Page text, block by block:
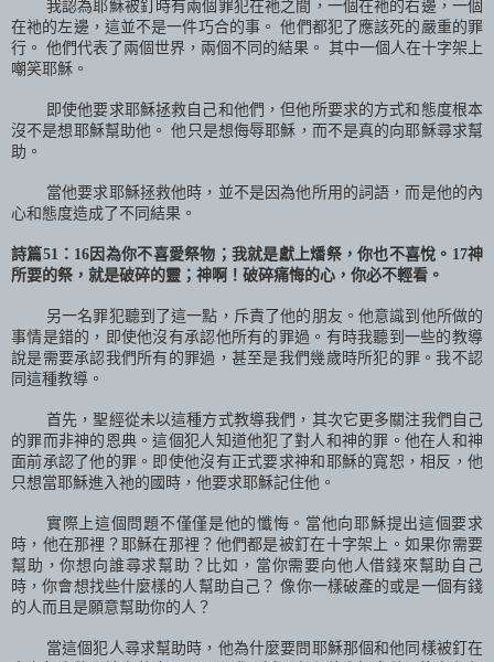
我認為耶穌被釘時有兩個罪犯在祂之間，一個在祂的右邊，一個
在祂的左邊，這並不是一件巧合的事。 他們都犯了應該死的嚴重的罪
行。 他們代表了兩個世界，兩個不同的結果。 其中一個人在十字架上
嘲笑耶穌。
即使他要求耶穌拯救自己和他們，但他所要求的方式和態度根本
沒不是想耶穌幫助他。 他只是想侮辱耶穌，而不是真的向耶穌尋求幫
助。
當他要求耶穌拯救他時，並不是因為他所用的詞語，而是他的內
心和態度造成了不同結果。
詩篇51： 16 因為你不喜愛祭物；我就是獻上燔祭，你也不喜悅。 17神
所要的祭，就是破碎的靈；神啊！破碎痛悔的心，你必不輕看。
另一名罪犯聽到了這一點，斥責了他的朋友。他意識到他所做的
事情是錯的，即使他沒有承認他所有的罪過。有時我聽到一些的教導
說是需要承認我們所有的罪過，甚至是我們幾歲時所犯的罪。我不認
同這種教導。
首先，聖經從未以這種方式教導我們，其次它更多關注我們自己
的罪而非神的恩典。這個犯人知道他犯了對人和神的罪。他在人和神
面前承認了他的罪。即使他沒有正式要求神和耶穌的寬恕，相反，他
只想當耶穌進入祂的國時，他要求耶穌記住他。
實際上這個問題不僅僅是他的懺悔。當他向耶穌提出這個要求
時，他在那裡？耶穌在那裡？他們都是被釘在十字架上。如果你需要
幫助，你想向誰尋求幫助？比如，當你需要向他人借錢來幫助自己
時，你會想找些什麼樣的人幫助自己？ 像你一樣破產的或是一個有錢
的人而且是願意幫助你的人？
當這個犯人尋求幫助時，他為什麼要問耶穌那個和他同樣被釘在